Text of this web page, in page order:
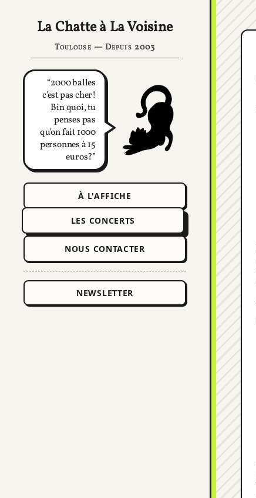
La Chatte à La Voisine
Toulouse — Depuis 2003
2000 balles
c'est pas cher!
Bin quoi, tu
penses pas
qu'on fait 1000
personnes à 15
euros?
À L'AFFICHE
LES CONCERTS
NOUS CONTACTER